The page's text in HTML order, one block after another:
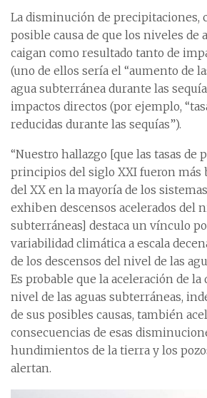
La disminución de precipitaciones,
posible causa de que los niveles de
caigan como resultado tanto de
(uno de ellos sería el “aumento de
agua subterránea durante las
impactos directos (por ejemplo,
reducidas durante las sequías”).
“Nuestro hallazgo [que las tasas de
principios del siglo XXI fueron más
del XX en la mayoría de los
exhiben descensos acelerados del
subterráneas] destaca un vínculo
variabilidad climática a escala
de los descensos del nivel de las
Es probable que la aceleración de
nivel de las aguas subterráneas,
de sus posibles causas, también
consecuencias de esas
hundimientos de la tierra y los
alertan.